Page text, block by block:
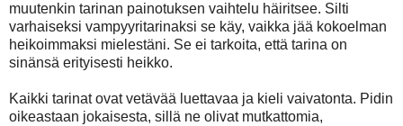
muutenkin tarinan painotuksen vaihtelu häiritsee. Silti
varhaiseksi vampyyritarinaksi se käy, vaikka jää kokoelman
heikoimmaksi mielestäni. Se ei tarkoita, että tarina on
sinänsä erityisesti heikko.
Kaikki tarinat ovat vetävää luettavaa ja kieli vaivatonta. Pidin
oikeastaan jokaisesta, sillä ne olivat mutkattomia,